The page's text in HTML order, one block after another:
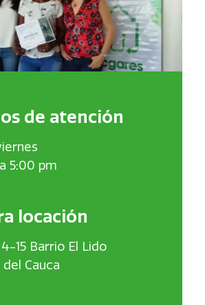
de atención
5:00 pm
locación
15 Barrio El Lido
del Cauca